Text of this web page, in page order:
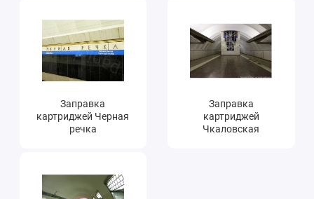
Заправка
картриджей Черная
речка
Заправка
картриджей
Чкаловская